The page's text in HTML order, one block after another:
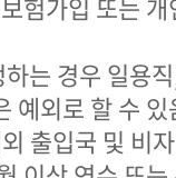
는 경우 일용
예외로 할 수 있
출입국 및 비